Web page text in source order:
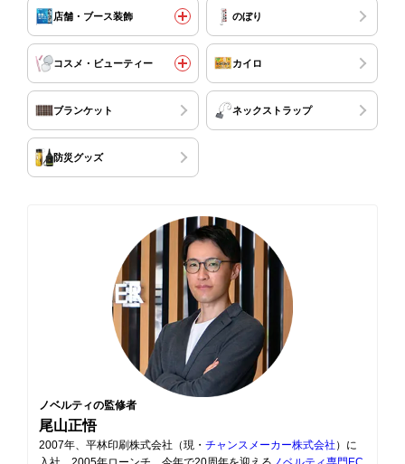
店舗・ブース装飾 のぼり
コスメ・ビューティー カイロ
ブランケット ネックストラップ
防災グッズ
ノベルティの監修者
尾山正悟
2007年、平林印刷株式会社（現・ チャンスメーカー株式会社 ）に